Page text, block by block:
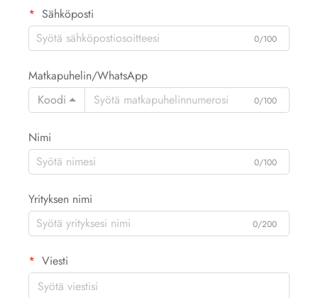
Sähköposti
0/100
Matkapuhelin/WhatsApp
Koodi
0/100
Nimi
0/100
Yrityksen nimi
0/200
Viesti